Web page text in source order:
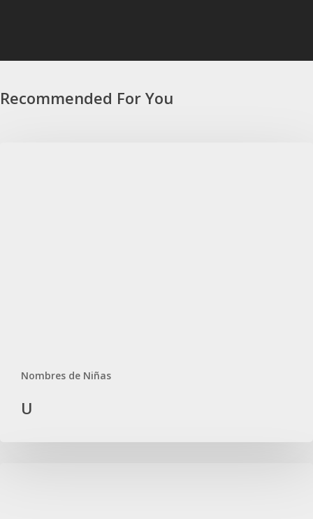
Recommended For You
Nombres de Niñas
U